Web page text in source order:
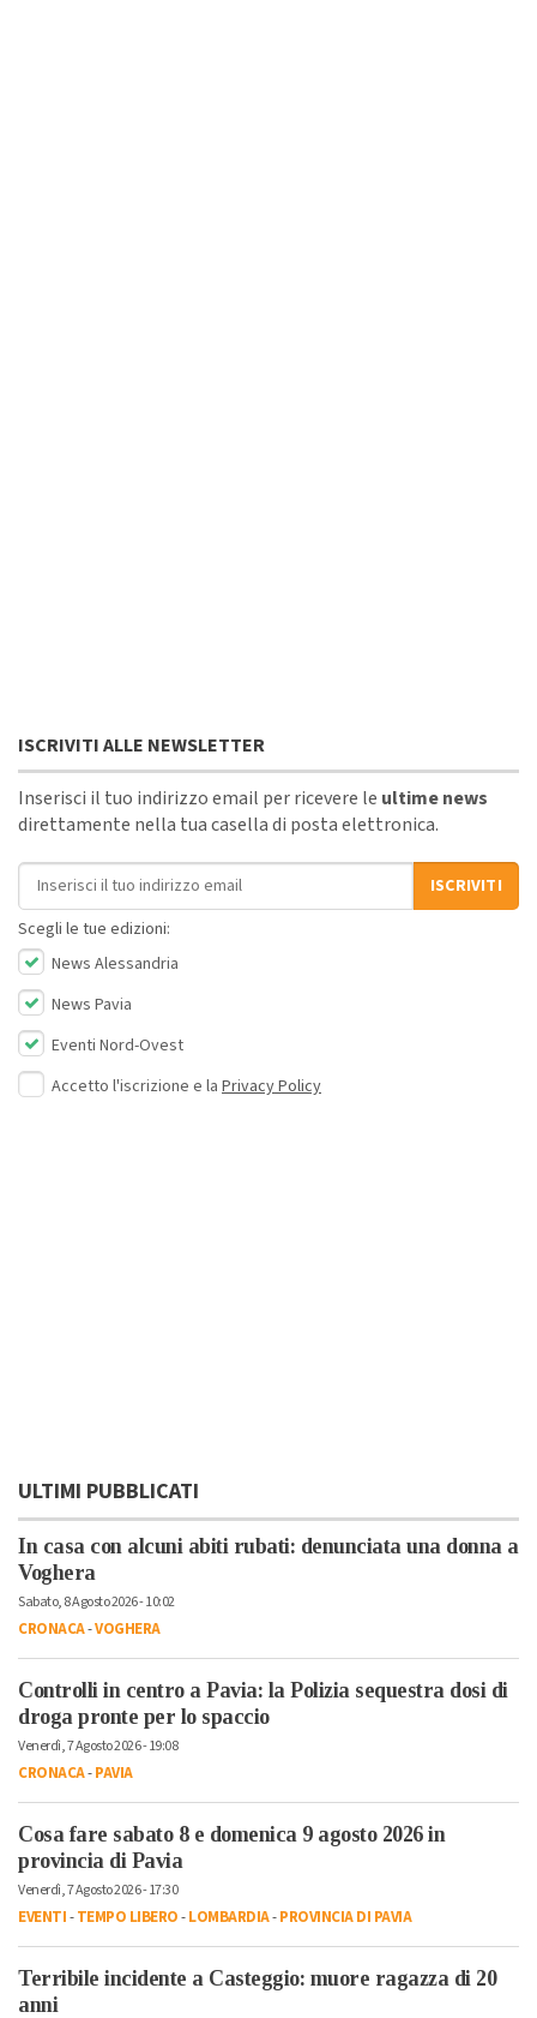
ISCRIVITI ALLE NEWSLETTER
Inserisci il tuo indirizzo email per ricevere le ultime news
direttamente nella tua casella di posta elettronica.
Indirizzo email
ISCRIVITI
Scegli le tue edizioni:
News Alessandria
News Pavia
Eventi Nord-Ovest
Accetto l'iscrizione e la Privacy Policy
ULTIMI PUBBLICATI
In casa con alcuni abiti rubati: denunciata una donna a
Voghera
Sabato, 8 Agosto 2026 - 10:02
CRONACA-VOGHERA
Controlli in centro a Pavia: la Polizia sequestra dosi di
droga pronte per lo spaccio
Venerdì, 7 Agosto 2026 - 19:08
CRONACA-PAVIA
Cosa fare sabato 8 e domenica 9 agosto 2026 in
provincia di Pavia
Venerdì, 7 Agosto 2026 - 17:30
EVENTI-TEMPO LIBERO-LOMBARDIA-PROVINCIA DI PAVIA
Terribile incidente a Casteggio: muore ragazza di 20
anni